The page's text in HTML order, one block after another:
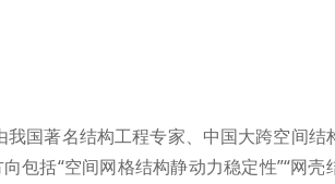
国著名结构工程专家、中国大跨空间结
包括“空间网格结构静动力稳定性”“网壳